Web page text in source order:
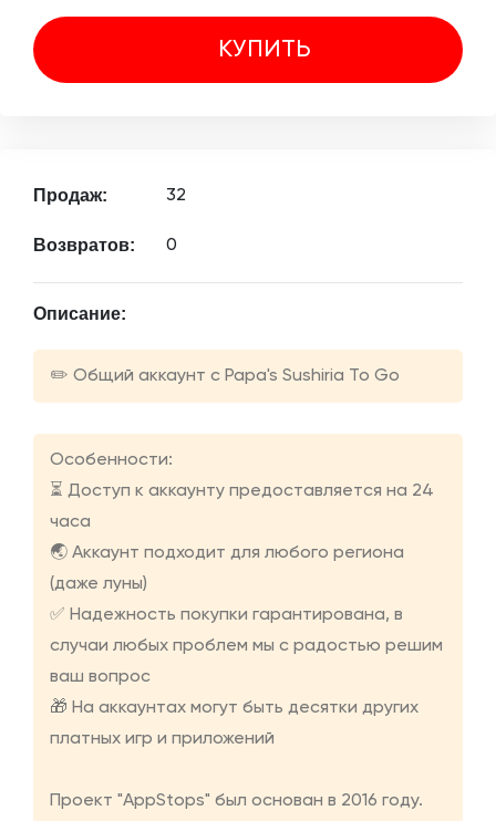
КУПИТЬ
Продаж: 32
Возвратов: 0
Описание:
✏️ Общий аккаунт с Papa's Sushiria To Go
Особенности:
⏳ Доступ к аккаунту предоставляется на 24
часа
🌏 Аккаунт подходит для любого региона
(даже луны)
✅ Надежность покупки гарантирована, в
случаи любых проблем мы с радостью решим
ваш вопрос
🎁 На аккаунтах могут быть десятки других
платных игр и приложений
Проект "AppStops" был основан в 2016 году.